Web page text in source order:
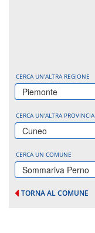
CERCA UN'ALTRA REGIONE
Piemonte
CERCA UN'ALTRA PROVINCIA
Cuneo
CERCA UN COMUNE
Sommariva Perno
TORNA AL COMUNE